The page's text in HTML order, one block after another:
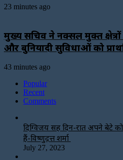
23 minutes ago
मुख्य सचिव ने नक्सल मुक्त
और बुनियादी सुविधाओं को
43 minutes ago
Popular
Recent
Comments
दिग्विजय सिंह दिन-रात अपने बेटे
हैं-विष्णुदत्त शर्मा
July 27, 2023